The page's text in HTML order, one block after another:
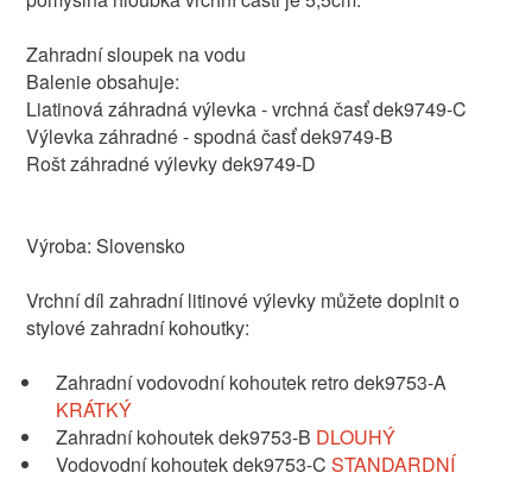
Zahradní sloupek na vodu
Balenie obsahuje:
Liatinová záhradná výlevka - vrchná časť dek9749-C
Výlevka záhradné - spodná časť dek9749-B
Rošt záhradné výlevky dek9749-D
Výroba: Slovensko
Vrchní díl zahradní litinové výlevky můžete doplnit o
stylové zahradní kohoutky:
Zahradní vodovodní kohoutek retro dek9753-A
KRÁTKÝ
Zahradní kohoutek dek9753-B DLOUHÝ
Vodovodní kohoutek dek9753-C STANDARDNÍ